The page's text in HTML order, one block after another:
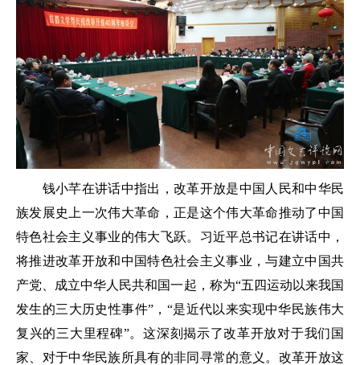
钱小芊在讲话中指出，改革开放是中国人民和中华民
族发展史上一次伟大革命，正是这个伟大革命推动了中国
特色社会主义事业的伟大飞跃。习近平总书记在讲话中，
将推进改革开放和中国特色社会主义事业，与建立中国共
产党、成立中华人民共和国一起，称为“五四运动以来我国
发生的三大历史性事件”，“是近代以来实现中华民族伟大
复兴的三大里程碑”。这深刻揭示了改革开放对于我们国
家、对于中华民族所具有的非同寻常的意义。改革开放这